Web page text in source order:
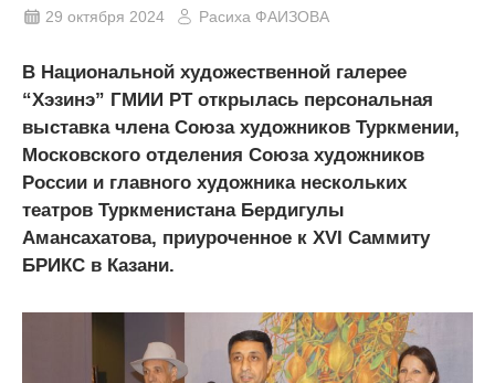
29 октября 2024 Расиха ФАИЗОВА
В Национальной художественной галерее
“Хэзинэ” ГМИИ РТ открылась персональная
выставка члена Союза художников Туркмении,
Московского отделения Союза художников
России и главного художника нескольких
театров Туркменистана Бердигулы
Амансахатова, приуроченное к XVI Саммиту
БРИКС в Казани.